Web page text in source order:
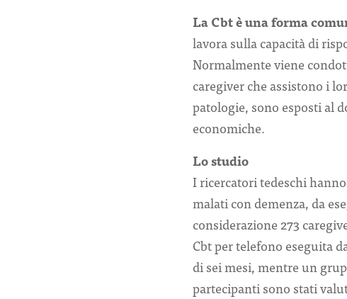
La Cbt è una forma
lavora sulla capacità di
Normalmente viene
caregiver che assistono i
patologie, sono esposti al
economiche.
Lo studio
I ricercatori tedeschi
malati con demenza, da
considerazione 273
Cbt per telefono eseguita
di sei mesi, mentre un
partecipanti sono stati